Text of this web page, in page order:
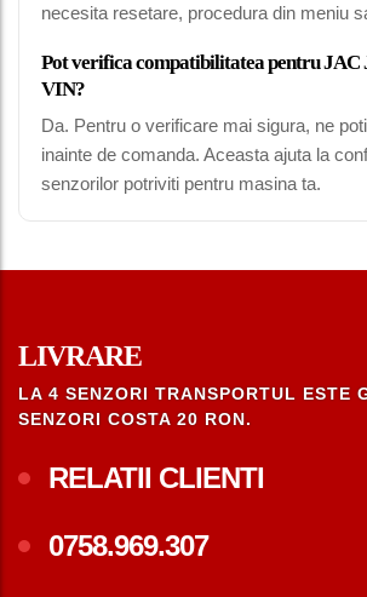
necesita resetare, procedura din meniu
Pot verifica compatibilitatea pentru JAC
VIN?
Da. Pentru o verificare mai sigura, ne
inainte de comanda. Aceasta ajuta la
senzorilor potriviti pentru masina ta.
LIVRARE
LA 4 SENZORI TRANSPORTUL ESTE
SENZORI COSTA 20 RON.
RELATII CLIENTI
0758.969.307